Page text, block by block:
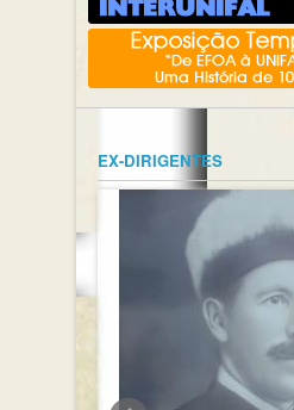
EX-DIRIGENTES